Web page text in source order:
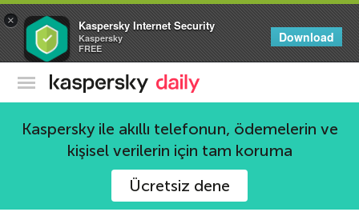
× Kaspersky Internet Security
Kaspersky
FREE
Download
Kaspersky Resmi Blogu
Kaspersky ile akıllı telefonun, ödemelerin ve
kişisel verilerin için tam koruma
Ücretsiz dene